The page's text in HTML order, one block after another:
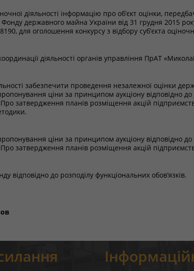
діяльності інформацію про об’єкт оцінки,
Фонду державного майна України від 31 грудня 2015
для оголошення конкурсу з відбору суб’єкта
діяльності органів управління ПрАТ
забезпечити проведення незалежної оцінки
ціни за принципом аукціону відповідно до
затвердження планів розміщення акцій
ціни за принципом аукціону відповідно до
затвердження планів розміщення акцій
відповідно до розподілу функціональних обов’язків.